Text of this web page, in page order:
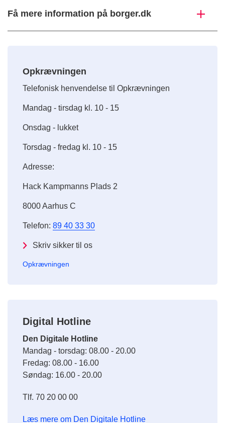
Få mere information på borger.dk
Opkrævningen
Telefonisk henvendelse til Opkrævningen
Mandag - tirsdag kl. 10 - 15
Onsdag - lukket
Torsdag - fredag kl. 10 - 15
Adresse:
Hack Kampmanns Plads 2
8000 Aarhus C
Telefon: 89 40 33 30
Skriv sikker til os
Opkrævningen
Digital Hotline
Den Digitale Hotline
Mandag - torsdag: 08.00 - 20.00
Fredag: 08.00 - 16.00
Søndag: 16.00 - 20.00
Tlf. 70 20 00 00
Læs mere om Den Digitale Hotline